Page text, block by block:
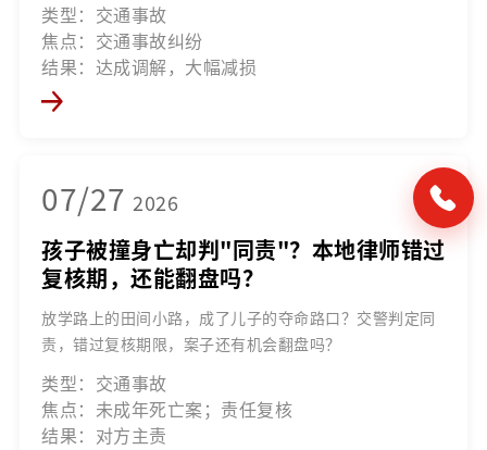
类型：交通事故
焦点：交通事故纠纷
结果：达成调解，大幅减损
07/27 2026
孩子被撞身亡却判"同责"？本地律师错过
复核期，还能翻盘吗？
放学路上的田间小路，成了儿子的夺命路口？交警判定同
责，错过复核期限，案子还有机会翻盘吗？
类型：交通事故
焦点：未成年死亡案；责任复核
结果：对方主责